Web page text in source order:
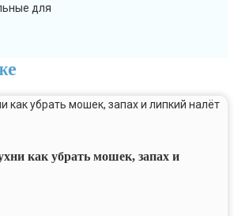
для
как убрать мошек, запах и